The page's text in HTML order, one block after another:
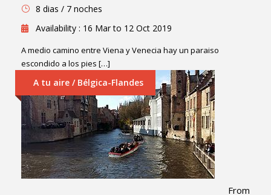
8 dias / 7 noches
Availability : 16 Mar to 12 Oct 2019
A medio camino entre Viena y Venecia hay un paraiso
escondido a los pies […]
A tu aire / Bélgica-Flandes
From